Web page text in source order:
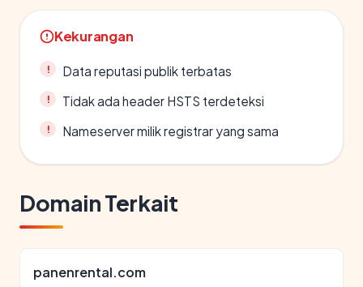
Kekurangan
Data reputasi publik terbatas
Tidak ada header HSTS terdeteksi
Nameserver milik registrar yang sama
Domain Terkait
panenrental.com